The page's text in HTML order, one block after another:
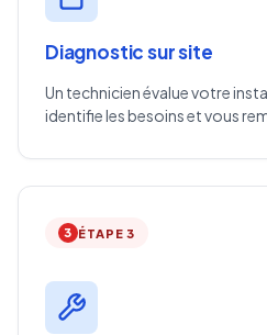
Diagnostic sur site
Un technicien évalue votre
identifie les besoins et vous
3 ÉTAPE 3